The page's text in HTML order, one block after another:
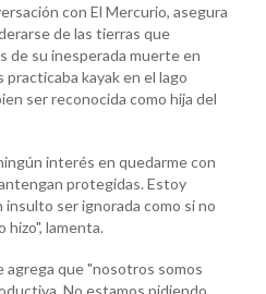
con El Mercurio, asegura
de las tierras que
de su inesperada muerte en
kayak en el lago
ser reconocida como hija del
interés en quedarme con
protegidas. Estoy
ser ignorada como si no
hizo", lamenta.
agrega que "nosotros somos
No estamos pidiendo